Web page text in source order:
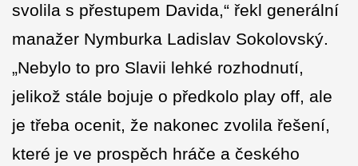
svolila s přestupem Davida,“ řekl generální
manažer Nymburka Ladislav Sokolovský.
„Nebylo to pro Slavii lehké rozhodnutí,
jelikož stále bojuje o předkolo play off, ale
je třeba ocenit, že nakonec zvolila řešení,
které je ve prospěch hráče a českého